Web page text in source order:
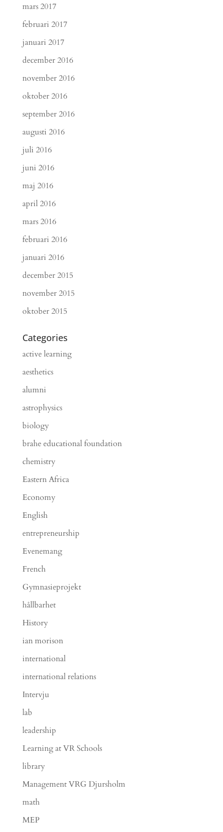
mars 2017
februari 2017
januari 2017
december 2016
november 2016
oktober 2016
september 2016
augusti 2016
juli 2016
juni 2016
maj 2016
april 2016
mars 2016
februari 2016
januari 2016
december 2015
november 2015
oktober 2015
Categories
active learning
aesthetics
alumni
astrophysics
biology
brahe educational foundation
chemistry
Eastern Africa
Economy
English
entrepreneurship
Evenemang
French
Gymnasieprojekt
hållbarhet
History
ian morison
international
international relations
Intervju
lab
leadership
Learning at VR Schools
library
Management VRG Djursholm
math
MEP